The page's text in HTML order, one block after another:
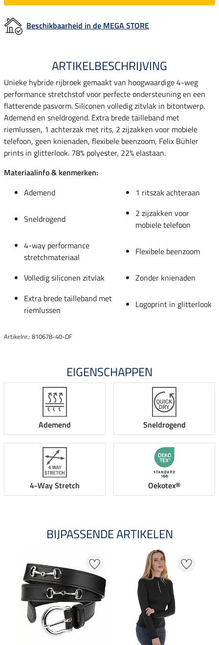
Beschikbaarheid in de MEGA STORE
ARTIKELBESCHRIJVING
Unieke hybride rijbroek gemaakt van hoogwaardige 4-weg
performance stretchstof voor perfecte ondersteuning en een
flatterende pasvorm. Siliconen volledig zitvlak in bitontwerp.
Ademend en sneldrogend. Extra brede tailleband met
riemlussen, 1 achterzak met rits, 2 zijzakken voor mobiele
telefoon, geen knienaden, flexibele beenzoom, Felix Bühler
prints in glitterlook. 78% polyester, 22% elastaan.
Materiaalinfo & kenmerken:
Ademend
1 ritszak achteraan
Sneldrogend
2 zijzakken voor
mobiele telefoon
4-way performance
stretchmateriaal
Flexibele beenzoom
Volledig siliconen zitvlak
Zonder knienaden
Extra brede tailleband met
riemlussen
Logoprint in glitterlook
Artikelnr.: 810678-40-DF
EIGENSCHAPPEN
Ademend Sneldrogend
4-Way Stretch Oekotex®
BIJPASSENDE ARTIKELEN